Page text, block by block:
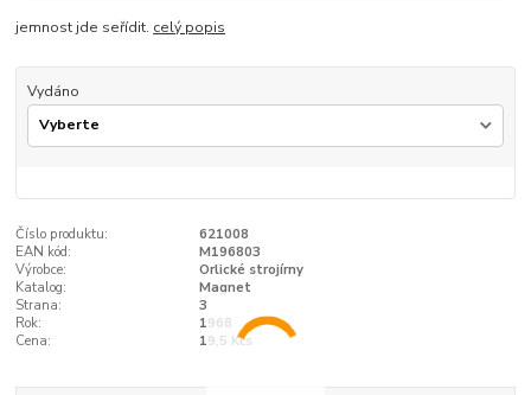
jemnost jde seřídit. celý popis
Vydáno
Číslo produktu:
621008
EAN kód:
M196803
Výrobce:
Orlické strojírny
Katalog:
Magnet
Strana:
3
Rok:
1968
Cena:
19,5 Kčs